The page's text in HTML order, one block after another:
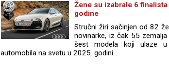
Žene su izabrale 6
godine
Stručni žiri sačinjen od 82
novinarke, iz čak 55
šest modela koji ulaze
automobila na svetu u 2025. godini…